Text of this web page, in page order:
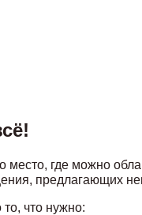
где можно
предлагающих
что нужно: